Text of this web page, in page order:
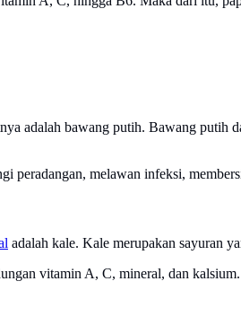
adalah bawang putih. Bawang putih
peradangan, melawan infeksi,
adalah kale. Kale merupakan sayuran
vitamin A, C, mineral, dan